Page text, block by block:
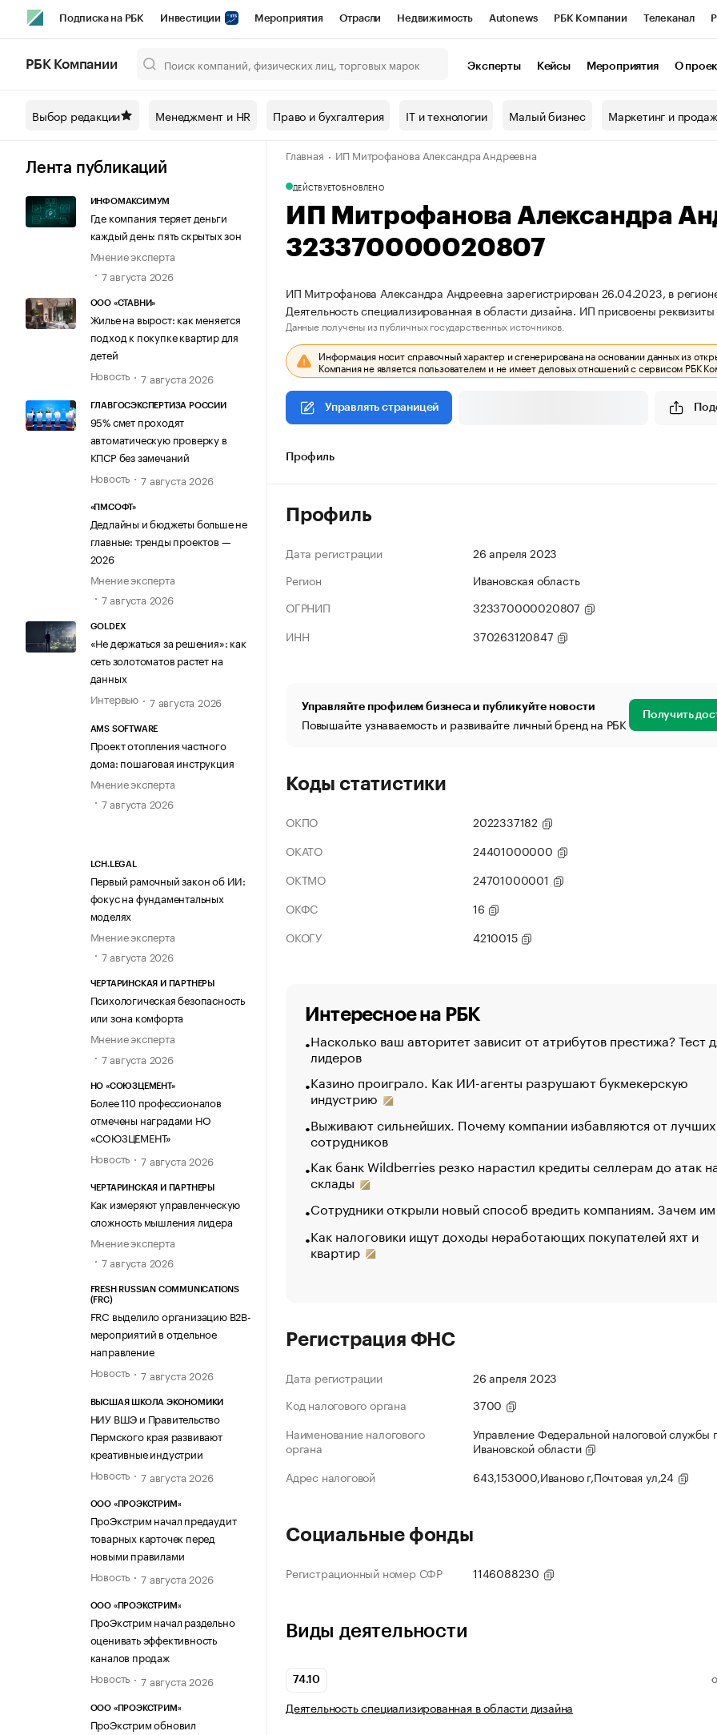
Подписка на РБК Инвестиции Мероприятия Отрасли Недвижимость Autonews РБК Компании Телеканал
Спецпроекты СПб Конференции СПб Спецпроекты Проверка контрагентов
Технологии и медиа Рынок наличной валюты
РБК Компании Эксперты Кейсы Мероприятия О
Выбор редакции Менеджмент и HR Право и бухгалтерия IT и технологии Малый бизнес Маркетинг и
Лента публикаций
ИНФОМАКСИМУМ
Где компания теряет деньги
каждый день: пять скрытых зон
Мнение эксперта
7 августа 2026
ООО «СТАВНИ»
Жилье на вырост: как меняется
подход к покупке квартир для
детей
Новость
7 августа 2026
ГЛАВГОСЭКСПЕРТИЗА РОССИИ
95% смет проходят
автоматическую проверку в
КПСР без замечаний
Новость
7 августа 2026
«ПМСОФТ»
Дедлайны и бюджеты больше не
главные: тренды проектов —
2026
Мнение эксперта
7 августа 2026
GOLDEX
«Не держаться за решения»: как
сеть золотоматов растет на
данных
Интервью
7 августа 2026
AMS SOFTWARE
Проект отопления частного
дома: пошаговая инструкция
Мнение эксперта
7 августа 2026
LCH.LEGAL
Первый рамочный закон об ИИ:
фокус на фундаментальных
моделях
Мнение эксперта
7 августа 2026
ЧЕРТАРИНСКАЯ И ПАРТНЕРЫ
Психологическая безопасность
или зона комфорта
Мнение эксперта
7 августа 2026
НО «СОЮЗЦЕМЕНТ»
Более 110 профессионалов
отмечены наградами НО
«СОЮЗЦЕМЕНТ»
Новость
7 августа 2026
ЧЕРТАРИНСКАЯ И ПАРТНЕРЫ
Как измеряют управленческую
сложность мышления лидера
Мнение эксперта
7 августа 2026
FRESH RUSSIAN COMMUNICATIONS
(FRC)
FRC выделило организацию B2B-
мероприятий в отдельное
направление
Новость
7 августа 2026
ВЫСШАЯ ШКОЛА ЭКОНОМИКИ
НИУ ВШЭ и Правительство
Пермского края развивают
креативные индустрии
Новость
7 августа 2026
ООО «ПРОЭКСТРИМ»
ПроЭкстрим начал предаудит
товарных карточек перед
новыми правилами
Новость
7 августа 2026
ООО «ПРОЭКСТРИМ»
ПроЭкстрим начал раздельно
оценивать эффективность
каналов продаж
Новость
7 августа 2026
ООО «ПРОЭКСТРИМ»
ПроЭкстрим обновил
Главная ИП Митрофанова Александра Андреевна
ДЕЙСТВУЕТОБНОВЛЕНО
ИП Митрофанова Александра
323370000020807
ИП Митрофанова Александра Андреевна зарегистрирован 26.04.2023, в
Деятельность специализированная в области дизайна. ИП присвоены
Данные получены из публичных государственных источников.
Информация носит справочный характер и сгенерирована на основании данных из
Компания не является пользователем и не имеет деловых отношений с сервисом РБК
Управлять страницей
Профиль
Профиль
Дата регистрации
26 апреля 2023
Регион
Ивановская область
ОГРНИП
323370000020807
ИНН
370263120847
Управляйте профилем бизнеса и публикуйте новости
Повышайте узнаваемость и развивайте личный бренд на РБК Получить
Коды статистики
ОКПО
2022337182
ОКАТО
24401000000
ОКТМО
24701000001
ОКФС
16
ОКОГУ
4210015
Интересное на РБК
Насколько ваш авторитет зависит от атрибутов престижа? Тест
лидеров
Казино проиграло. Как ИИ-агенты разрушают букмекерскую
индустрию
Выживают сильнейших. Почему компании избавляются от лучших
сотрудников
Как банк Wildberries резко нарастил кредиты селлерам до атак
склады
Сотрудники открыли новый способ вредить компаниям. Зачем
Как налоговики ищут доходы неработающих покупателей яхт и
квартир
Регистрация ФНС
Дата регистрации
26 апреля 2023
Код налогового органа
3700
Наименование налогового
органа
Управление Федеральной налоговой службы
Ивановской области
Адрес налоговой
643,153000,Иваново г,Почтовая ул,24
Социальные фонды
Регистрационный номер СФР 1146088230
Виды деятельности
74.10
Деятельность специализированная в области дизайна